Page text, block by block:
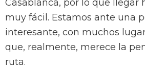
Casablanca, por lo que llegar
muy fácil. Estamos ante una
interesante, con muchos
que, realmente, merece la
ruta.